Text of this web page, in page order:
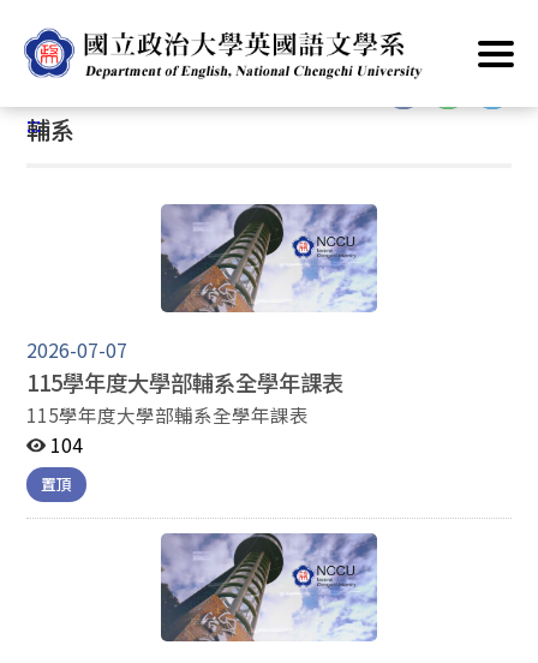
到
主
要
內
首頁 主要業務 課程資訊 / 大學部 輔系
:::
輔系
2026-07-07
115學年度大學部輔系全學年課表
115學年度大學部輔系全學年課表
104
置頂